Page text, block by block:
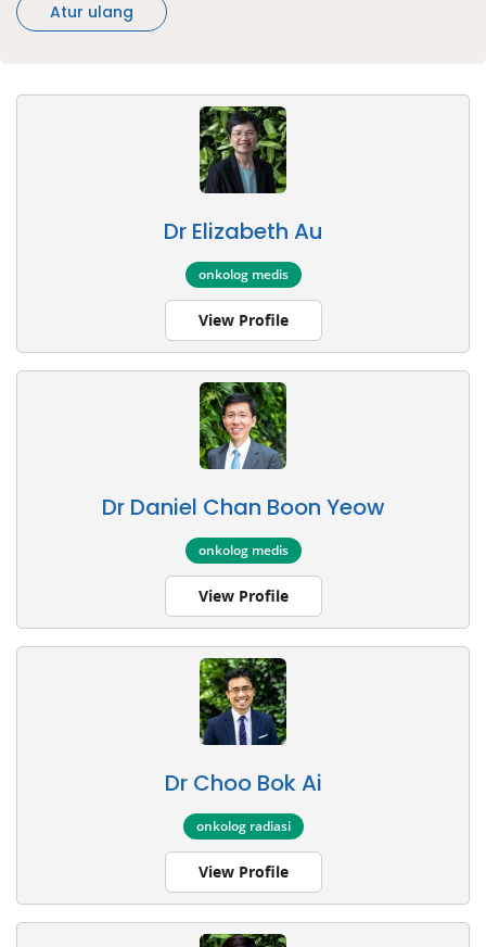
Atur ulang
Dr Elizabeth Au
onkolog medis
View Profile
Dr Daniel Chan Boon Yeow
onkolog medis
View Profile
Dr Choo Bok Ai
onkolog radiasi
View Profile